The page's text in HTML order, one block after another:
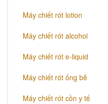
Máy chiết rót lotion
Máy chiết rót alcohol
Máy chiết rót e-liquid
Máy chiết rót ống bẻ
Máy chiết rót cồn y tế